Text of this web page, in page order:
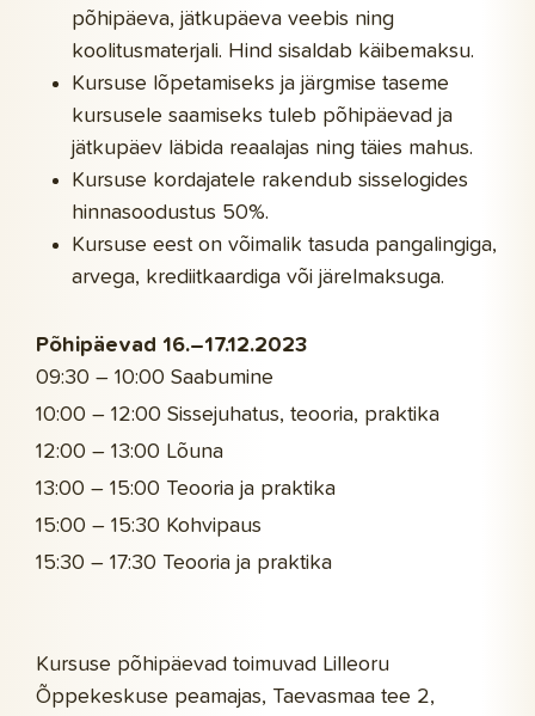
põhipäeva, jätkupäeva veebis ning
koolitusmaterjali. Hind sisaldab käibemaksu.
Kursuse lõpetamiseks ja järgmise taseme
kursusele saamiseks tuleb põhipäevad ja
jätkupäev läbida reaalajas ning täies mahus.
Kursuse kordajatele rakendub sisselogides
hinnasoodustus 50%.
Kursuse eest on võimalik tasuda pangalingiga,
arvega, krediitkaardiga või järelmaksuga.
Põhipäevad 16.–17.12.2023
09:30 – 10:00 Saabumine
10:00 – 12:00 Sissejuhatus, teooria, praktika
12:00 – 13:00 Lõuna
13:00 – 15:00 Teooria ja praktika
15:00 – 15:30 Kohvipaus
15:30 – 17:30 Teooria ja praktika
Kursuse põhipäevad toimuvad Lilleoru
Õppekeskuse peamajas, Taevasmaa tee 2,